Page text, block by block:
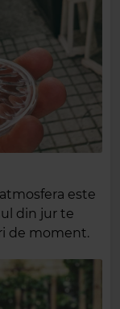
este
din jur te
de moment.